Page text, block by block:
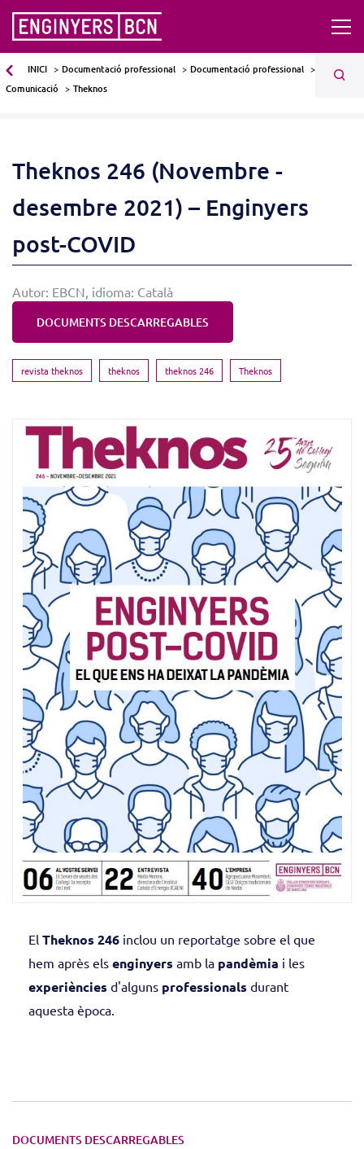
INICI Documentació professional
Documentació professional
Comunicació
Theknos
Theknos 246 (Novembre -
desembre 2021) – Enginyers
post-COVID
Autor: EBCN, idioma: Català
DOCUMENTS DESCARREGABLES
revista theknos theknos theknos 246 Theknos
El Theknos 246 inclou un reportatge sobre el que
hem après els enginyers amb la pandèmia i les
experiències d'alguns professionals durant
aquesta època.
DOCUMENTS DESCARREGABLES